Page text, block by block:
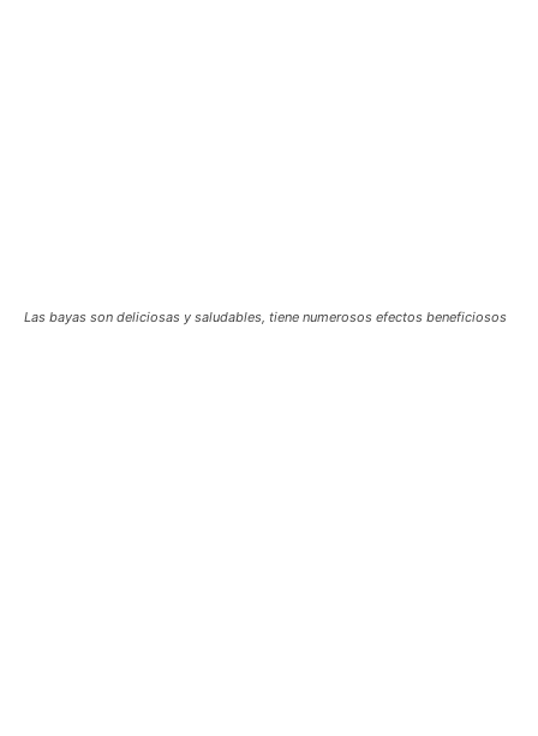
Las bayas son deliciosas y saludables, tiene numerosos efectos beneficiosos